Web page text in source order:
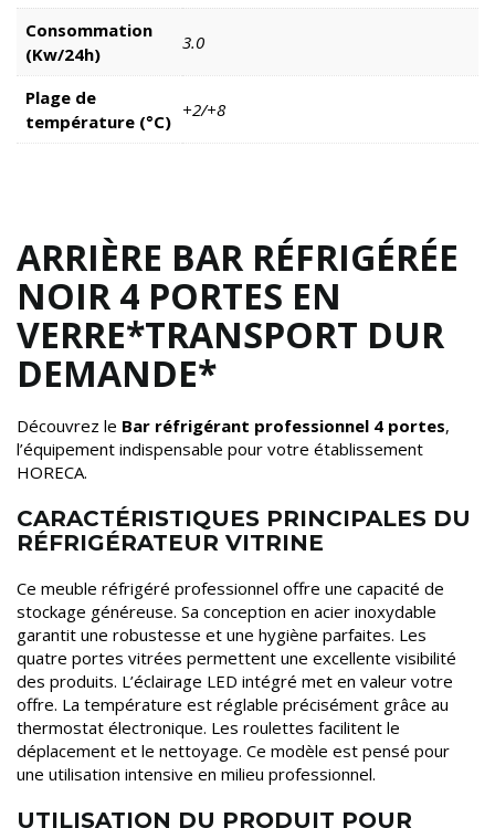
Consommation
(Kw/24h)
3.0
Plage de
température (°C)
+2/+8
ARRIÈRE BAR RÉFRIGÉRÉE
NOIR 4 PORTES EN
VERRE*TRANSPORT DUR
DEMANDE*
Découvrez le Bar réfrigérant professionnel 4 portes,
l’équipement indispensable pour votre établissement
HORECA.
CARACTÉRISTIQUES PRINCIPALES DU
RÉFRIGÉRATEUR VITRINE
Ce meuble réfrigéré professionnel offre une capacité de
stockage généreuse. Sa conception en acier inoxydable
garantit une robustesse et une hygiène parfaites. Les
quatre portes vitrées permettent une excellente visibilité
des produits. L’éclairage LED intégré met en valeur votre
offre. La température est réglable précisément grâce au
thermostat électronique. Les roulettes facilitent le
déplacement et le nettoyage. Ce modèle est pensé pour
une utilisation intensive en milieu professionnel.
UTILISATION DU PRODUIT POUR